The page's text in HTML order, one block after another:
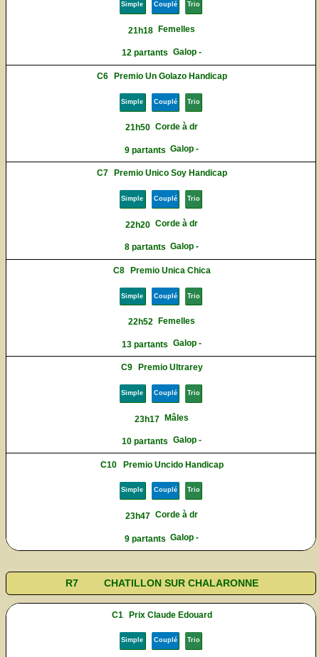
Simple Couplé Trio
21h18 Femelles
12 partants Galop -
C6 Premio Un Golazo Handicap
Simple Couplé Trio
21h50 Corde à dr
9 partants Galop -
C7 Premio Unico Soy Handicap
Simple Couplé Trio
22h20 Corde à dr
8 partants Galop -
C8 Premio Unica Chica
Simple Couplé Trio
22h52 Femelles
13 partants Galop -
C9 Premio Ultrarey
Simple Couplé Trio
23h17 Mâles
10 partants Galop -
C10 Premio Uncido Handicap
Simple Couplé Trio
23h47 Corde à dr
9 partants Galop -
R7 CHATILLON SUR CHALARONNE
C1 Prix Claude Edouard
Simple Couplé Trio